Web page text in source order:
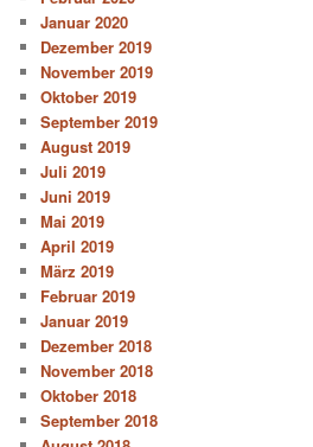
Januar 2020
Dezember 2019
November 2019
Oktober 2019
September 2019
August 2019
Juli 2019
Juni 2019
Mai 2019
April 2019
März 2019
Februar 2019
Januar 2019
Dezember 2018
November 2018
Oktober 2018
September 2018